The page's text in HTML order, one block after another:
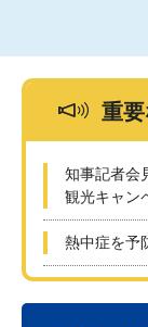
重
知事記者会
観光キャン
熱中症を予